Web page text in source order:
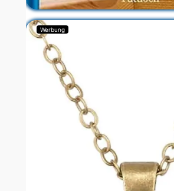
Werbung